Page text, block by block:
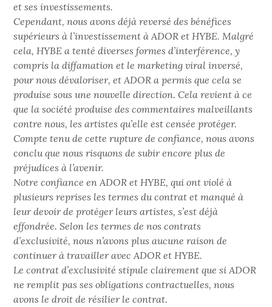
et ses investissements.
Cependant, nous avons déjà reversé des bénéfices
supérieurs à l’investissement à ADOR et HYBE. Malgré
cela, HYBE a tenté diverses formes d’interférence, y
compris la diffamation et le marketing viral inversé,
pour nous dévaloriser, et ADOR a permis que cela se
produise sous une nouvelle direction. Cela revient à ce
que la société produise des commentaires malveillants
contre nous, les artistes qu’elle est censée protéger.
Compte tenu de cette rupture de confiance, nous avons
conclu que nous risquons de subir encore plus de
préjudices à l’avenir.
Notre confiance en ADOR et HYBE, qui ont violé à
plusieurs reprises les termes du contrat et manqué à
leur devoir de protéger leurs artistes, s’est déjà
effondrée. Selon les termes de nos contrats
d’exclusivité, nous n’avons plus aucune raison de
continuer à travailler avec ADOR et HYBE.
Le contrat d’exclusivité stipule clairement que si ADOR
ne remplit pas ses obligations contractuelles, nous
avons le droit de résilier le contrat.